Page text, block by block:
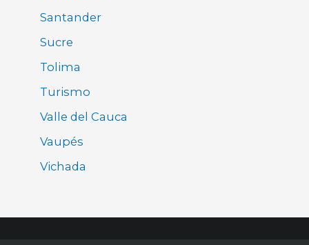
Santander
Sucre
Tolima
Turismo
Valle del Cauca
Vaupés
Vichada